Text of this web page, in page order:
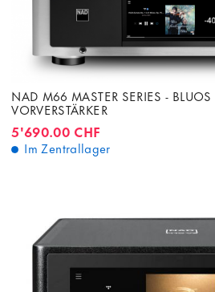
NAD M66 MASTER SERIES -
VORVERSTÄRKER
5'690.00 CHF
Im Zentrallager